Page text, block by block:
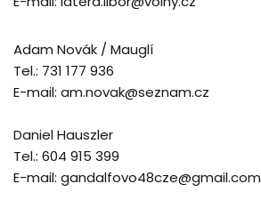
Adam Novák / Mauglí
Tel.: 731 177 936
E-mail: am.novak@seznam.cz
Daniel Hauszler
Tel.: 604 915 399
E-mail: gandalfovo48cze@gmail.com